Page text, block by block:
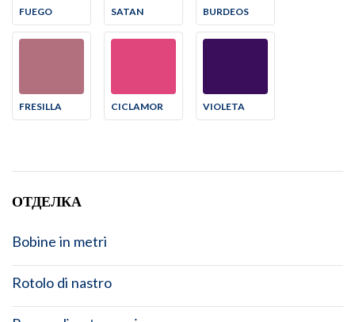
FUEGO SATAN BURDEOS
FRESILLA CICLAMOR VIOLETA
ОТДЕЛКА
Bobine in metri
Rotolo di nastro